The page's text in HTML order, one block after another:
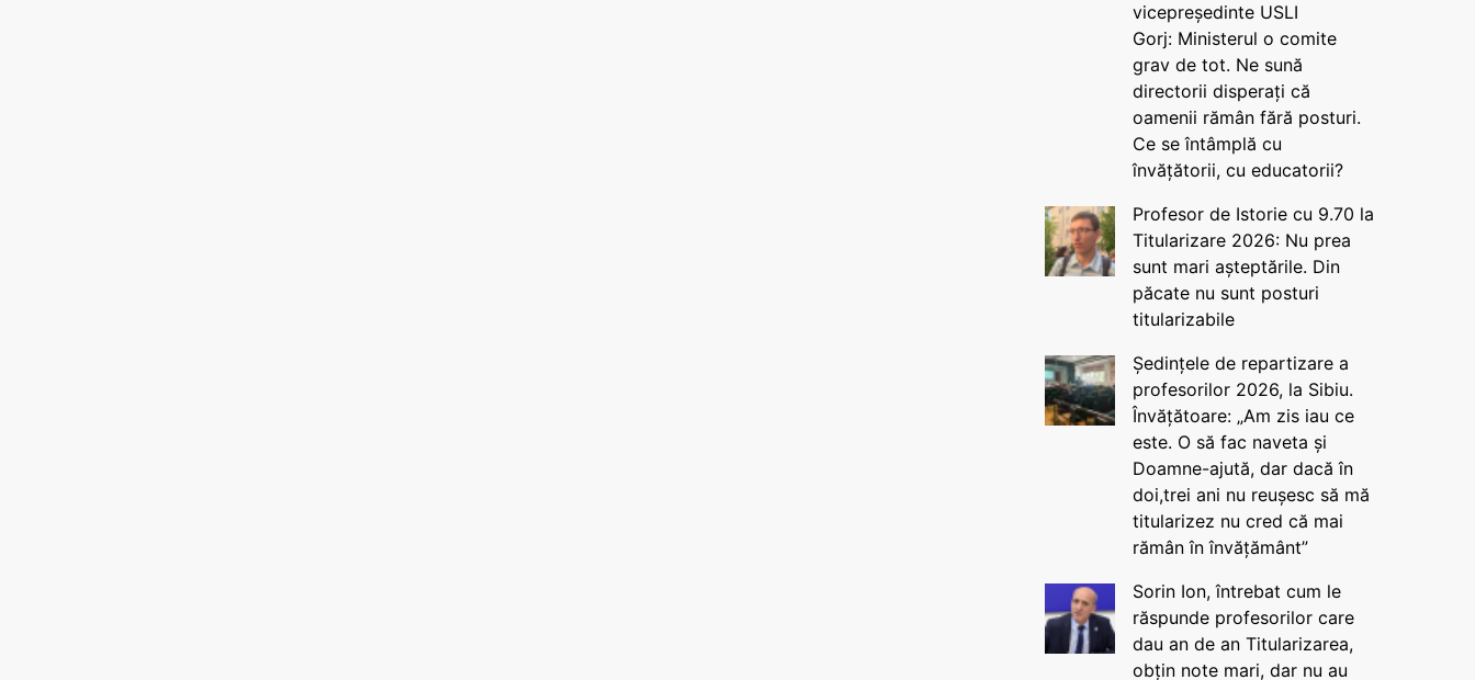
vicepreședinte USLI
Gorj: Ministerul o comite
grav de tot. Ne sună
directorii disperați că
oamenii rămân fără posturi.
Ce se întâmplă cu
învățătorii, cu educatorii?
Profesor de Istorie cu 9.70 la
Titularizare 2026: Nu prea
sunt mari așteptările. Din
păcate nu sunt posturi
titularizabile
Ședințele de repartizare a
profesorilor 2026, la Sibiu.
Învățătoare: „Am zis iau ce
este. O să fac naveta și
Doamne-ajută, dar dacă în
doi,trei ani nu reușesc să mă
titularizez nu cred că mai
rămân în învățământ”
Sorin Ion, întrebat cum le
răspunde profesorilor care
dau an de an Titularizarea,
obțin note mari, dar nu au